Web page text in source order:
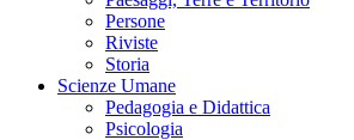
Persone
Riviste
Storia
Scienze Umane
Pedagogia e Didattica
Psicologia